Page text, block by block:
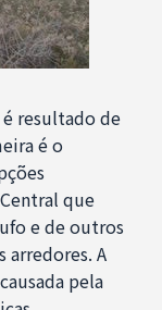
é resultado de
é o
que
e de outros
arredores. A
pela